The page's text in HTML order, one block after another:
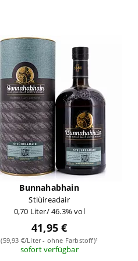
Bunnahabhain
Stiùireadair
0,70 Liter/ 46.3% vol
41,95 €
(59,93 €/Liter - ohne Farbstoff)¹
sofort verfügbar